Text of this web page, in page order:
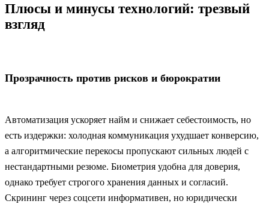
Плюсы и минусы технологий: трезвый
взгляд
Прозрачность против рисков и бюрократии
Автоматизация ускоряет найм и снижает себестоимость, но
есть издержки: холодная коммуникация ухудшает конверсию,
а алгоритмические перекосы пропускают сильных людей с
нестандартными резюме. Биометрия удобна для доверия,
однако требует строгого хранения данных и согласий.
Скрининг через соцсети информативен, но юридически